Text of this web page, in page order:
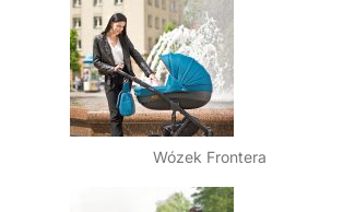
Wózek Frontera